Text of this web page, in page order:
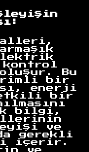
Bu
bir
enerji
etkili bir
bilgi,
ve
gerekli
içerir.
ve